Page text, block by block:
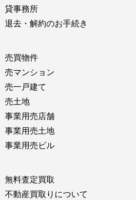
貸事務所
退去・解約のお手続き
売買物件
売マンション
売一戸建て
売土地
事業用売店舗
事業用売土地
事業用売ビル
無料査定買取
不動産買取りについて